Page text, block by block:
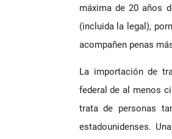
máxima de 20 años
(incluida la legal),
acompañen penas
La importación de
federal de al menos
trata de personas
estadounidenses.